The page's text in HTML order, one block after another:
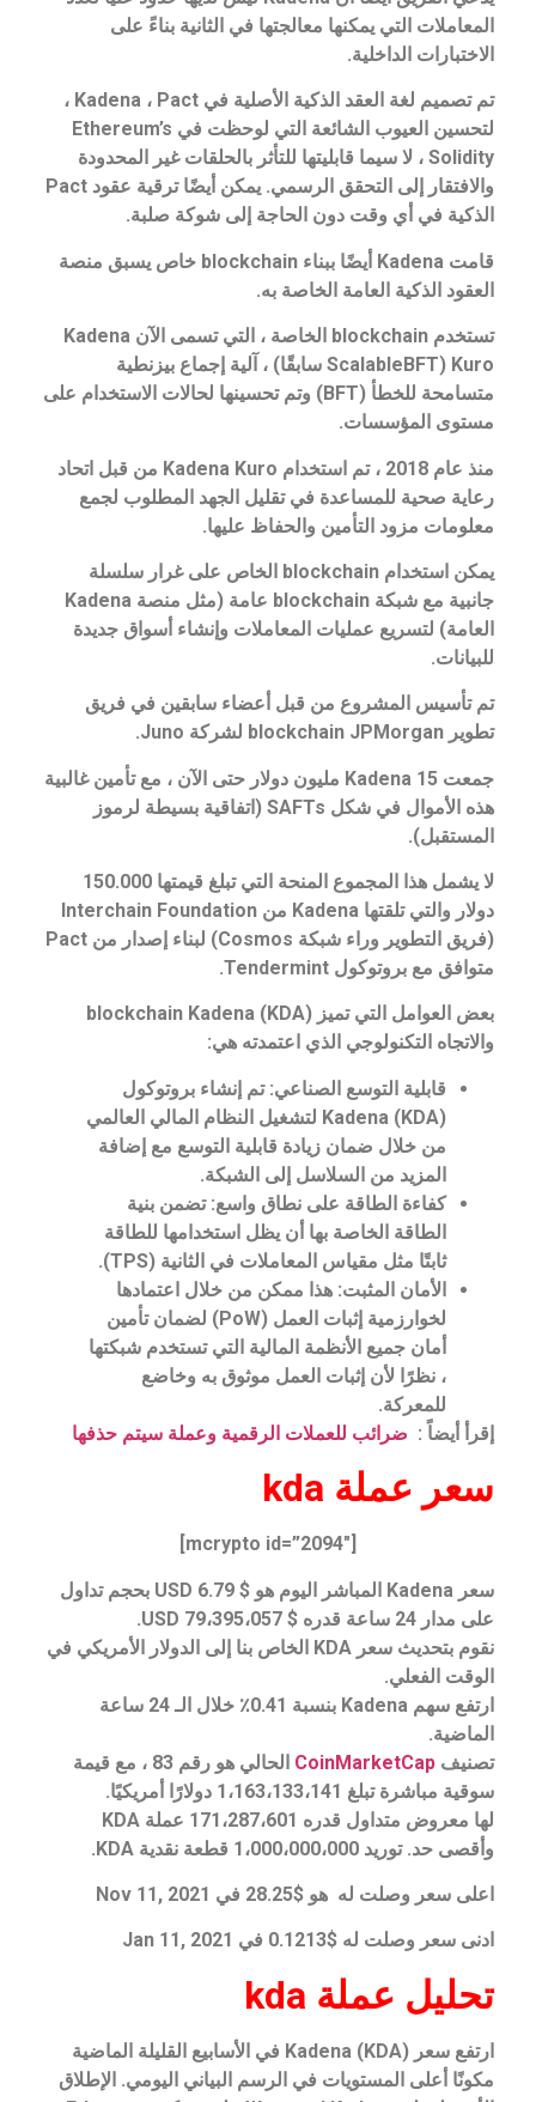
المعاملات التي يمكنها معالجتها في الثانية بناءً على
الاختبارات الداخلية.
تم تصميم لغة العقد الذكية الأصلية في Kadena ، Pact ،
لتحسين العيوب الشائعة التي لوحظت في Ethereum’s
Solidity ، لا سيما قابليتها للتأثر بالحلقات غير المحدودة
والافتقار إلى التحقق الرسمي. يمكن أيضًا ترقية عقود Pact
الذكية في أي وقت دون الحاجة إلى شوكة صلبة.
قامت Kadena أيضًا ببناء blockchain خاص يسبق منصة
العقود الذكية العامة الخاصة به.
تستخدم blockchain الخاصة ، التي تسمى الآن Kadena
Kuro (ScalableBFT سابقًا) ، آلية إجماع بيزنطية
متسامحة للخطأ (BFT) وتم تحسينها لحالات الاستخدام على
مستوى المؤسسات.
منذ عام 2018 ، تم استخدام Kadena Kuro من قبل اتحاد
رعاية صحية للمساعدة في تقليل الجهد المطلوب لجمع
معلومات مزود التأمين والحفاظ عليها.
يمكن استخدام blockchain الخاص على غرار سلسلة
جانبية مع شبكة blockchain عامة (مثل منصة Kadena
العامة) لتسريع عمليات المعاملات وإنشاء أسواق جديدة
للبيانات.
تم تأسيس المشروع من قبل أعضاء سابقين في فريق
تطوير blockchain JPMorgan لشركة Juno.
جمعت Kadena 15 مليون دولار حتى الآن ، مع تأمين غالبية
هذه الأموال في شكل SAFTs (اتفاقية بسيطة لرموز
المستقبل).
لا يشمل هذا المجموع المنحة التي تبلغ قيمتها 150.000
دولار والتي تلقتها Kadena من Interchain Foundation
(فريق التطوير وراء شبكة Cosmos) لبناء إصدار من Pact
متوافق مع بروتوكول Tendermint.
بعض العوامل التي تميز blockchain Kadena (KDA)
والاتجاه التكنولوجي الذي اعتمدته هي:
قابلية التوسع الصناعي: تم إنشاء بروتوكول
Kadena (KDA) لتشغيل النظام المالي العالمي
من خلال ضمان زيادة قابلية التوسع مع إضافة
المزيد من السلاسل إلى الشبكة.
كفاءة الطاقة على نطاق واسع: تضمن بنية
الطاقة الخاصة بها أن يظل استخدامها للطاقة
ثابتًا مثل مقياس المعاملات في الثانية (TPS).
الأمان المثبت: هذا ممكن من خلال اعتمادها
لخوارزمية إثبات العمل (PoW) لضمان تأمين
أمان جميع الأنظمة المالية التي تستخدم شبكتها
، نظرًا لأن إثبات العمل موثوق به وخاضع
للمعركة.
إقرأ أيضاً : ضرائب للعملات الرقمية وعملة سيتم حذفها
سعر عملة kda
سعر Kadena المباشر اليوم هو $ 6.79 USD بحجم تداول
على مدار 24 ساعة قدره $ 79،395،057 USD.
نقوم بتحديث سعر KDA الخاص بنا إلى الدولار الأمريكي في
الوقت الفعلي.
ارتفع سهم Kadena بنسبة 0.41٪ خلال الـ 24 ساعة
الماضية.
تصنيف CoinMarketCap
الحالي هو رقم 83 ، مع قيمة
سوقية مباشرة تبلغ 1،163،133،141 دولارًا أمريكيًا.
لها معروض متداول قدره 171،287،601 عملة KDA
وأقصى حد. توريد 1،000،000،000 قطعة نقدية KDA.
اعلى سعر وصلت له هو $28.25 في Nov 11, 2021
ادنى سعر وصلت له $0.1213 في Jan 11, 2021
تحليل عملة kda
ارتفع سعر Kadena (KDA) في الأسابيع القليلة الماضية
مكونًا أعلى المستويات في الرسم البياني اليومي. الإطلاق